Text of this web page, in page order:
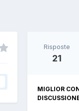
Risposte
21
MIGLIOR